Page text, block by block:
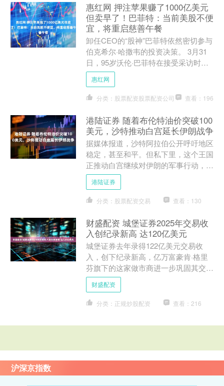
惠红网 押注苹果赚了1000亿美元
但卖早了！巴菲特：当前美股不便
宜，将重启慈善午餐
卸任CEO的“股神”巴菲特依然密切参与
伯克希尔·哈撒韦的投资决策。 3月31
日，95岁沃伦·巴菲特在接受采访时讨
论了他卸任首席执行官（CEO）后的
生活、对公司新....
惠红网
分类：股票配资股票配资公司 查看：196
港陆证券 随着布伦特油价突破100
美元，沙特推动白宫延长伊朗战争
据媒体报道，沙特阿拉伯公开呼吁地区
稳定，甚至和平。但私下里，这个王国
正推动白宫继续对伊朗的军事行动，此
时油价稳稳站在每桶100美元上方——
这一举动很可能触发石油....
港陆证券
分类：股票配资交易 查看：130
财盛配资 城堡证券2025年交易收
入创纪录新高 达120亿美元
城堡证券去年录得122亿美元交易收
入，创下纪录新高，亿万富豪肯·格里
芬旗下的这家做市商进一步巩固其交易
巨头地位。 知情人士透露，这一收入
较2024年创下的97亿....
财盛配资
分类：正规炒股配资 查看：216
沪深京指数